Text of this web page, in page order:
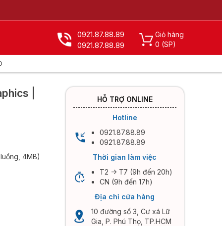
Giỏ hàng
0 (SP)
0921.87.88.89
0921.87.88.89
|
4MB)
HỖ TRỢ ONLINE
Hotline
0921.87.88.89
0921.87.88.89
Thời gian làm việc
T2 -> T7 (9h đến 20h)
CN (9h đến 17h)
Địa chỉ cửa hàng
10 đường số 3, Cư xá Lữ
Gia, P. Phú Thọ, TP.HCM